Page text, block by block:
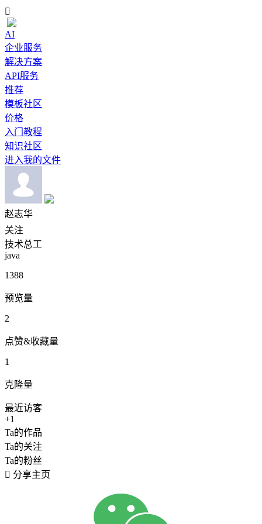

AI
企业服务
解决方案
API服务
推荐
模板社区
价格
入门教程
知识社区
进入我的文件
赵志华
关注
技术总工
java
1388
预览量
2
点赞&收藏量
1
克隆量
最近访客
+1
Ta的作品
Ta的关注
Ta的粉丝
 分享主页